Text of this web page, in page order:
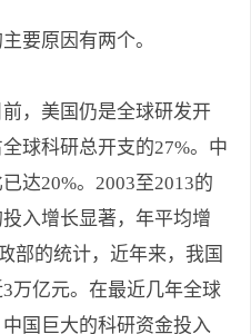
要原因有两个。
，美国仍是全球研发开
球科研总开支的27%。中
达20%。2003至2013的
入增长显著，年平均增
部的统计，近年来，我国
万亿元。在最近几年全球
国巨大的科研资金投入